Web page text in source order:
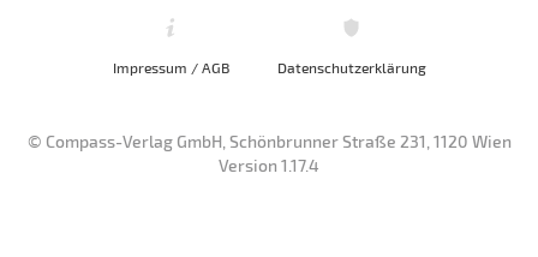
Impressum / AGB Datenschutzerklärung
© Compass-Verlag GmbH, Schönbrunner Straße 231, 1120 Wien
Version 1.17.4